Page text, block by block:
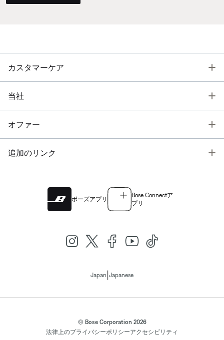
カスタマーケア
当社
オファー
追加のリンク
ボーズアプリ
Bose Connectア
プリ
Japan Japanese
© Bose Corporation 2026
法律上のプライバシーポリシーアクセシビリティ